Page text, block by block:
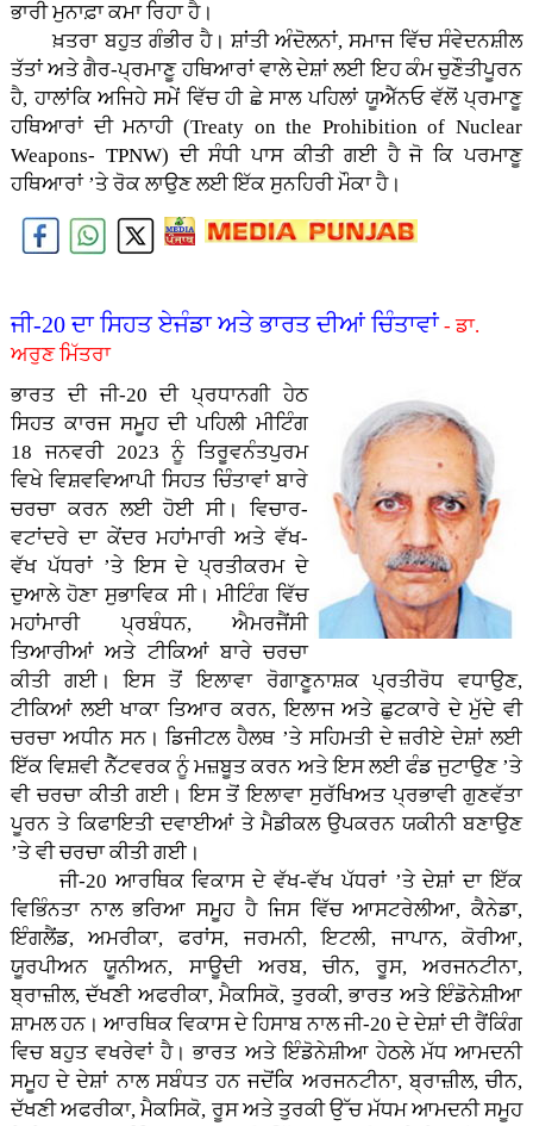
ਭਾਰੀ ਮੁਨਾਫ਼ਾ ਕਮਾ ਰਿਹਾ ਹੈ।
ਖ਼ਤਰਾ ਬਹੁਤ ਗੰਭੀਰ ਹੈ। ਸ਼ਾਂਤੀ ਅੰਦੋਲਨਾਂ, ਸਮਾਜ ਵਿੱਚ ਸੰਵੇਦਨਸ਼ੀਲ
ਤੱਤਾਂ ਅਤੇ ਗੈਰ-ਪ੍ਰਮਾਣੂ ਹਥਿਆਰਾਂ ਵਾਲੇ ਦੇਸ਼ਾਂ ਲਈ ਇਹ ਕੰਮ ਚੁਣੌਤੀਪੂਰਨ
ਹੈ, ਹਾਲਾਂਕਿ ਅਜਿਹੇ ਸਮੇਂ ਵਿੱਚ ਹੀ ਛੇ ਸਾਲ ਪਹਿਲਾਂ ਯੂਐੱਨਓ ਵੱਲੋਂ ਪ੍ਰਮਾਣੂ
ਹਥਿਆਰਾਂ ਦੀ ਮਨਾਹੀ (Treaty on the Prohibition of Nuclear
Weapons- TPNW) ਦੀ ਸੰਧੀ ਪਾਸ ਕੀਤੀ ਗਈ ਹੈ ਜੋ ਕਿ ਪਰਮਾਣੂ
ਹਥਿਆਰਾਂ ’ਤੇ ਰੋਕ ਲਾਉਣ ਲਈ ਇੱਕ ਸੁਨਹਿਰੀ ਮੌਕਾ ਹੈ।
ਜੀ-20 ਦਾ ਸਿਹਤ ਏਜੰਡਾ ਅਤੇ ਭਾਰਤ ਦੀਆਂ ਚਿੰਤਾਵਾਂ - ਡਾ.
ਅਰੁਣ ਮਿੱਤਰਾ
ਭਾਰਤ ਦੀ ਜੀ-20 ਦੀ ਪ੍ਰਧਾਨਗੀ ਹੇਠ
ਸਿਹਤ ਕਾਰਜ ਸਮੂਹ ਦੀ ਪਹਿਲੀ ਮੀਟਿੰਗ
18 ਜਨਵਰੀ 2023 ਨੂੰ ਤਿਰੂਵਨੰਤਪੁਰਮ
ਵਿਖੇ ਵਿਸ਼ਵਵਿਆਪੀ ਸਿਹਤ ਚਿੰਤਾਵਾਂ ਬਾਰੇ
ਚਰਚਾ ਕਰਨ ਲਈ ਹੋਈ ਸੀ। ਵਿਚਾਰ-
ਵਟਾਂਦਰੇ ਦਾ ਕੇਂਦਰ ਮਹਾਂਮਾਰੀ ਅਤੇ ਵੱਖ-
ਵੱਖ ਪੱਧਰਾਂ ’ਤੇ ਇਸ ਦੇ ਪ੍ਰਤੀਕਰਮ ਦੇ
ਦੁਆਲੇ ਹੋਣਾ ਸੁਭਾਵਿਕ ਸੀ। ਮੀਟਿੰਗ ਵਿੱਚ
ਮਹਾਂਮਾਰੀ ਪ੍ਰਬੰਧਨ, ਐਮਰਜੈਂਸੀ
ਤਿਆਰੀਆਂ ਅਤੇ ਟੀਕਿਆਂ ਬਾਰੇ ਚਰਚਾ
ਕੀਤੀ ਗਈ। ਇਸ ਤੋਂ ਇਲਾਵਾ ਰੋਗਾਣੂਨਾਸ਼ਕ ਪ੍ਰਤੀਰੋਧ ਵਧਾਉਣ,
ਟੀਕਿਆਂ ਲਈ ਖਾਕਾ ਤਿਆਰ ਕਰਨ, ਇਲਾਜ ਅਤੇ ਛੁਟਕਾਰੇ ਦੇ ਮੁੱਦੇ ਵੀ
ਚਰਚਾ ਅਧੀਨ ਸਨ। ਡਿਜੀਟਲ ਹੈਲਥ ’ਤੇ ਸਹਿਮਤੀ ਦੇ ਜ਼ਰੀਏ ਦੇਸ਼ਾਂ ਲਈ
ਇੱਕ ਵਿਸ਼ਵੀ ਨੈੱਟਵਰਕ ਨੂੰ ਮਜ਼ਬੂਤ ਕਰਨ ਅਤੇ ਇਸ ਲਈ ਫੰਡ ਜੁਟਾਉਣ ’ਤੇ
ਵੀ ਚਰਚਾ ਕੀਤੀ ਗਈ। ਇਸ ਤੋਂ ਇਲਾਵਾ ਸੁਰੱਖਿਅਤ ਪ੍ਰਭਾਵੀ ਗੁਣਵੱਤਾ
ਪੂਰਨ ਤੇ ਕਿਫਾਇਤੀ ਦਵਾਈਆਂ ਤੇ ਮੈਡੀਕਲ ਉਪਕਰਨ ਯਕੀਨੀ ਬਣਾਉਣ
’ਤੇ ਵੀ ਚਰਚਾ ਕੀਤੀ ਗਈ।
ਜੀ-20 ਆਰਥਿਕ ਵਿਕਾਸ ਦੇ ਵੱਖ-ਵੱਖ ਪੱਧਰਾਂ ’ਤੇ ਦੇਸ਼ਾਂ ਦਾ ਇੱਕ
ਵਿਭਿੰਨਤਾ ਨਾਲ ਭਰਿਆ ਸਮੂਹ ਹੈ ਜਿਸ ਵਿੱਚ ਆਸਟਰੇਲੀਆ, ਕੈਨੇਡਾ,
ਇੰਗਲੈਂਡ, ਅਮਰੀਕਾ, ਫਰਾਂਸ, ਜਰਮਨੀ, ਇਟਲੀ, ਜਾਪਾਨ, ਕੋਰੀਆ,
ਯੂਰਪੀਅਨ ਯੂਨੀਅਨ, ਸਾਊਦੀ ਅਰਬ, ਚੀਨ, ਰੂਸ, ਅਰਜਨਟੀਨਾ,
ਬ੍ਰਾਜ਼ੀਲ, ਦੱਖਣੀ ਅਫਰੀਕਾ, ਮੈਕਸਿਕੋ, ਤੁਰਕੀ, ਭਾਰਤ ਅਤੇ ਇੰਡੋਨੇਸ਼ੀਆ
ਸ਼ਾਮਲ ਹਨ। ਆਰਥਿਕ ਵਿਕਾਸ ਦੇ ਹਿਸਾਬ ਨਾਲ ਜੀ-20 ਦੇ ਦੇਸ਼ਾਂ ਦੀ ਰੈਂਕਿੰਗ
ਵਿਚ ਬਹੁਤ ਵਖਰੇਵਾਂ ਹੈ। ਭਾਰਤ ਅਤੇ ਇੰਡੋਨੇਸ਼ੀਆ ਹੇਠਲੇ ਮੱਧ ਆਮਦਨੀ
ਸਮੂਹ ਦੇ ਦੇਸ਼ਾਂ ਨਾਲ ਸਬੰਧਤ ਹਨ ਜਦੋਂਕਿ ਅਰਜਨਟੀਨਾ, ਬ੍ਰਾਜ਼ੀਲ, ਚੀਨ,
ਦੱਖਣੀ ਅਫਰੀਕਾ, ਮੈਕਸਿਕੋ, ਰੂਸ ਅਤੇ ਤੁਰਕੀ ਉੱਚ ਮੱਧਮ ਆਮਦਨੀ ਸਮੂਹ